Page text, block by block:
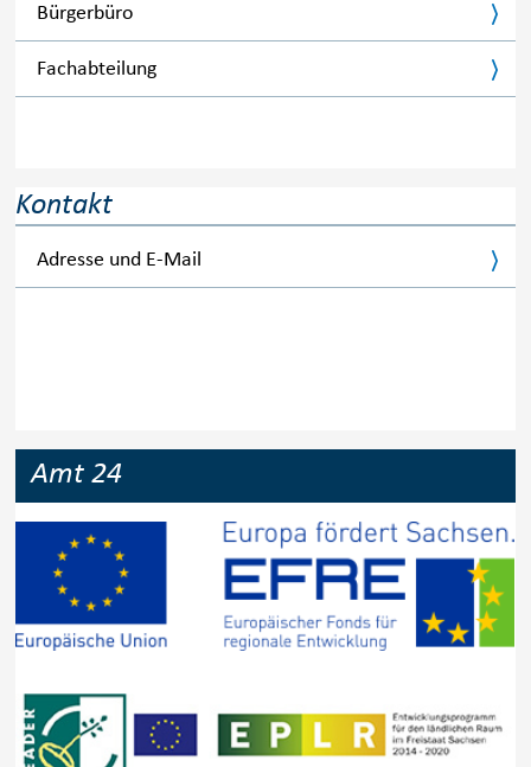
Bürgerbüro
Fachabteilung
Kontakt
Adresse und E-Mail
Amt 24